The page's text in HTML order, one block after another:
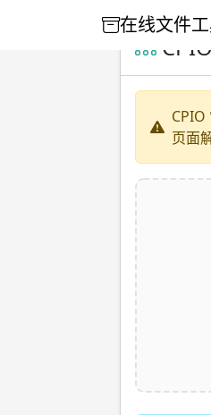
在线文件
页面